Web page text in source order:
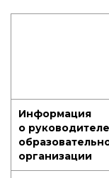
Информация
о руководителе
организации